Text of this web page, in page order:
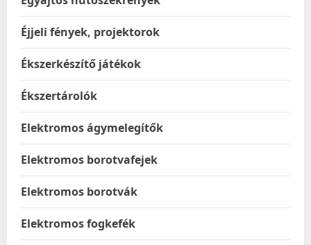
Éjjeli fények, projektorok
Ékszerkészítő játékok
Ékszertárolók
Elektromos ágymelegítők
Elektromos borotvafejek
Elektromos borotvák
Elektromos fogkefék